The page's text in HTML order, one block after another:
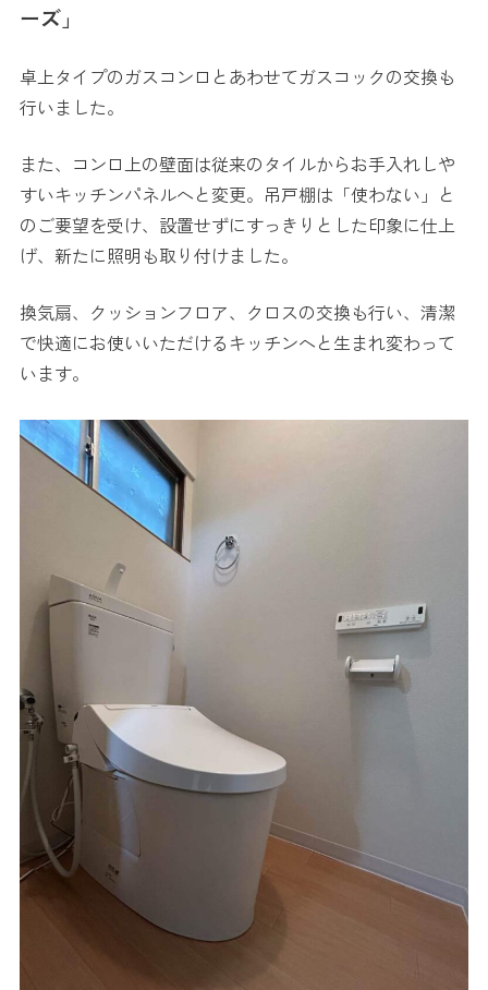
ーズ」
卓上タイプのガスコンロとあわせてガスコックの交換も
行いました。
また、コンロ上の壁面は従来のタイルからお手入れしや
すいキッチンパネルへと変更。吊戸棚は「使わない」と
のご要望を受け、設置せずにすっきりとした印象に仕上
げ、新たに照明も取り付けました。
換気扇、クッションフロア、クロスの交換も行い、清潔
で快適にお使いいただけるキッチンへと生まれ変わって
います。